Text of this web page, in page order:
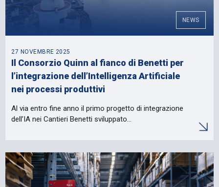
NEWS
27 NOVEMBRE 2025
Il Consorzio Quinn al fianco di Benetti per
l’integrazione dell’Intelligenza Artificiale
nei processi produttivi
Al via entro fine anno il primo progetto di integrazione
dell’IA nei Cantieri Benetti sviluppato…